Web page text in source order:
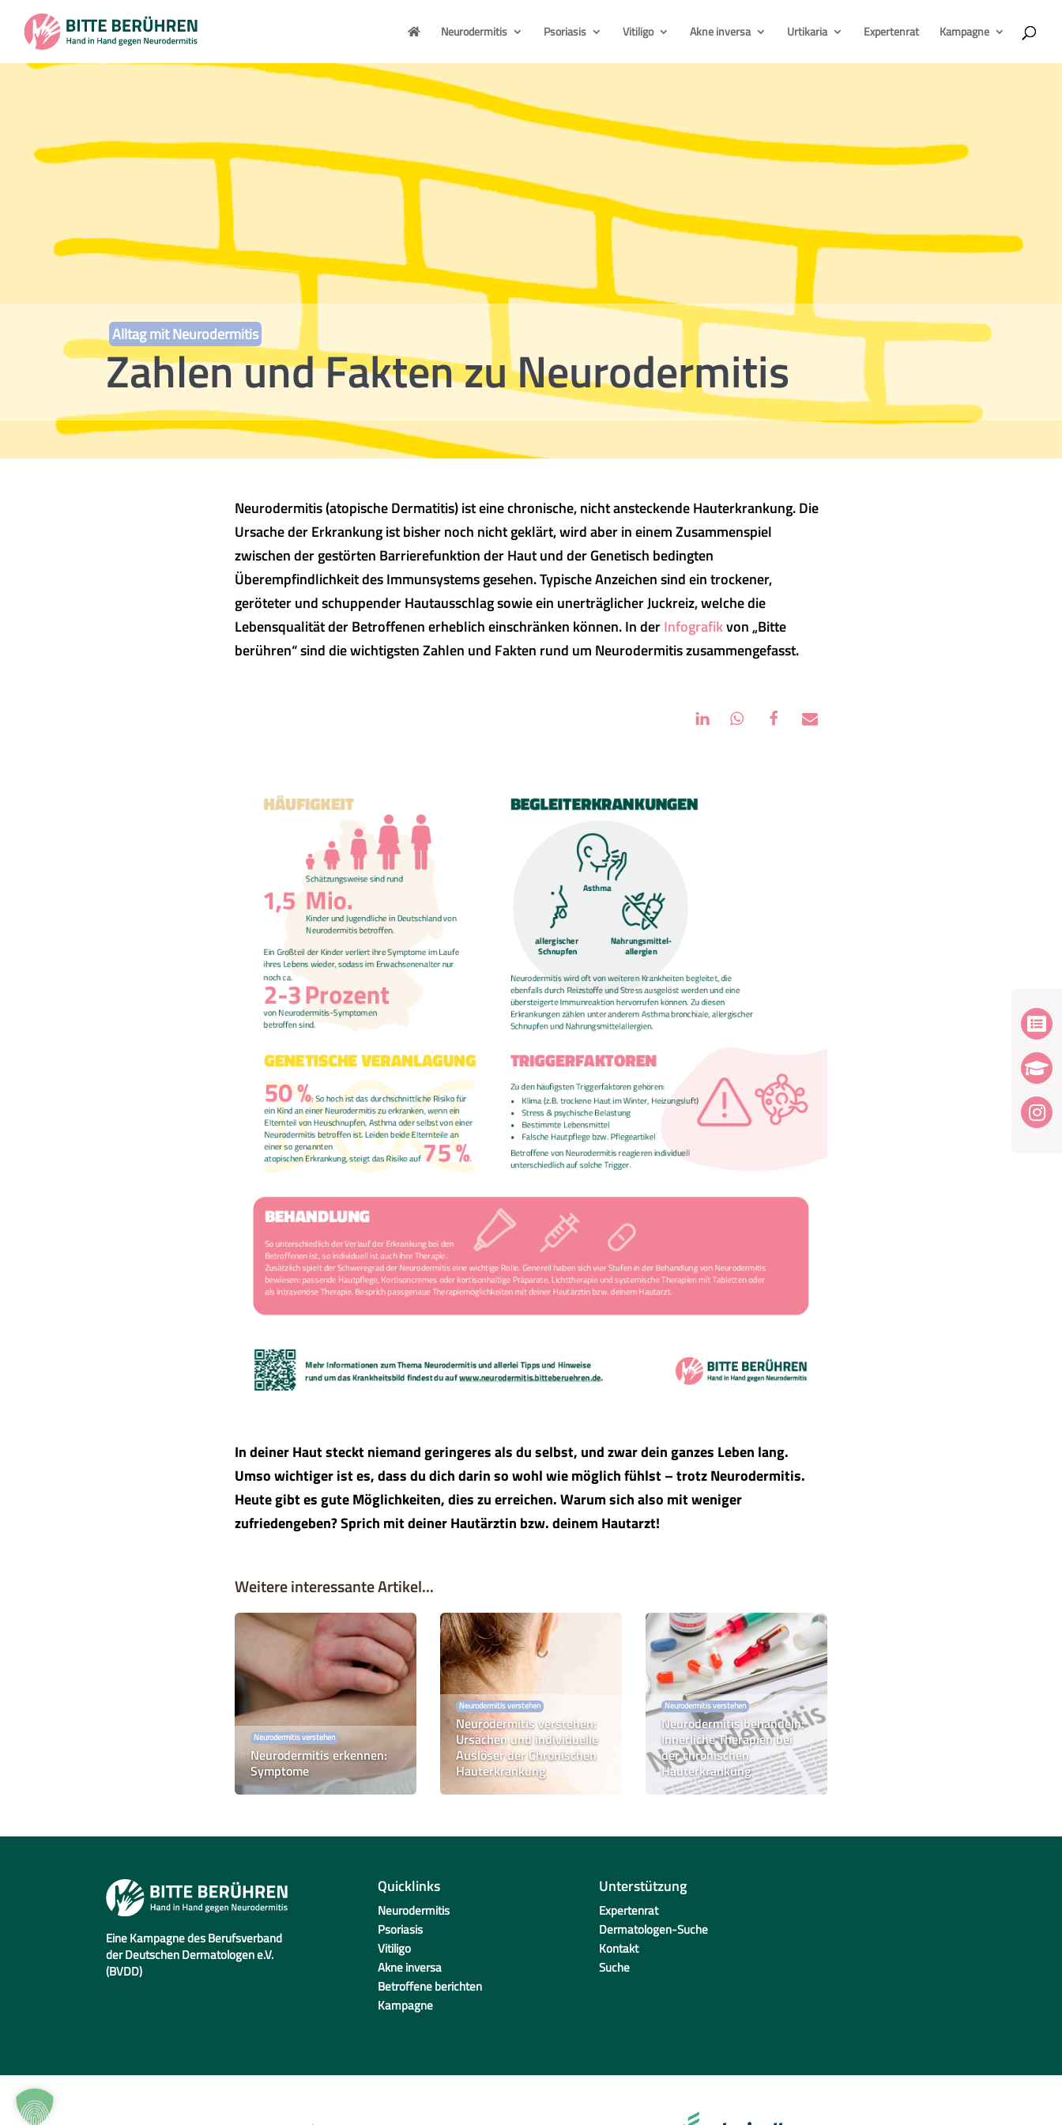
 Neurodermitis Psoriasis Vitiligo Akne inversa Urtikaria Expertenrat Kampagne
Zahlen und Fakten zu Neurodermitis
Alltag mit Neurodermitis
Neurodermitis (atopische Dermatitis) ist eine chronische, nicht ansteckende Hauterkrankung. Die
Ursache der Erkrankung ist bisher noch nicht geklärt, wird aber in einem Zusammenspiel
zwischen der gestörten Barrierefunktion der Haut und der Genetisch bedingten
Überempfindlichkeit des Immunsystems gesehen. Typische Anzeichen sind ein trockener,
geröteter und schuppender Hautausschlag sowie ein unerträglicher Juckreiz, welche die
Lebensqualität der Betroffenen erheblich einschränken können. In derInfografikvon „Bitte
berühren“ sind die wichtigsten Zahlen und Fakten rund um Neurodermitis zusammengefasst.
In deiner Haut steckt niemand geringeres als du selbst, und zwar dein ganzes Leben lang.
Umso wichtiger ist es, dass du dich darin so wohl wie möglich fühlst – trotz Neurodermitis.
Heute gibt es gute Möglichkeiten, dies zu erreichen. Warum sich also mit weniger
zufriedengeben? Sprich mit deiner Hautärztin bzw. deinem Hautarzt!
Weitere interessante Artikel...
Neurodermitis verstehen
Neurodermitis erkennen:
Symptome
Neurodermitis verstehen
Neurodermitis verstehen:
Ursachen und individuelle
Auslöser der Chronischen
Hauterkrankung
Neurodermitis verstehen
Neurodermitis behandeln:
Innerliche Therapien bei
der chronischen
Hauterkrankung
Eine Kampagne des Berufsverband
der Deutschen Dermatologen e.V.
(BVDD)
Quicklinks
Neurodermitis
Psoriasis
Vitiligo
Akne inversa
Betroffene berichten
Kampagne
Unterstützung
Expertenrat
Dermatologen-Suche
Kontakt
Suche